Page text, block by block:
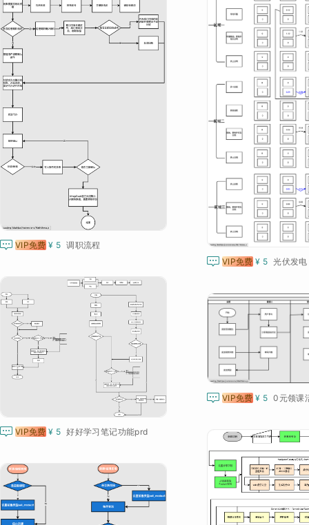
 VIP免费 ¥ 5 调职流程
 VIP免费 ¥ 5 光伏发电
 VIP免费 ¥ 5 好好学习笔记功能prd
 VIP免费 ¥ 5 0元领课